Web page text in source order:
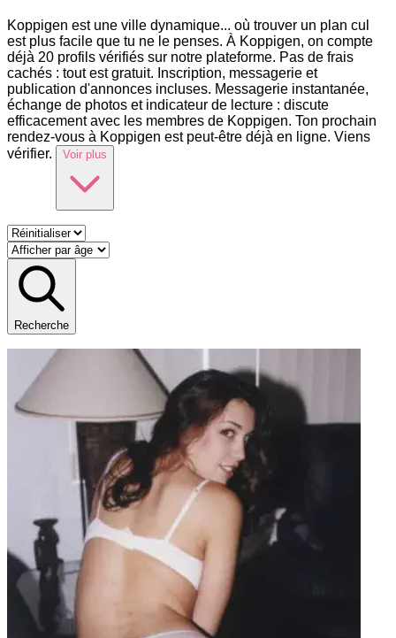
Koppigen est une ville dynamique... où trouver un plan cul
est plus facile que tu ne le penses. À Koppigen, on compte
déjà 20 profils vérifiés sur notre plateforme. Pas de frais
cachés : tout est gratuit. Inscription, messagerie et
publication d'annonces incluses. Messagerie instantanée,
échange de photos et indicateur de lecture : discute
efficacement avec les membres de Koppigen. Ton prochain
rendez-vous à Koppigen est peut-être déjà en ligne. Viens
vérifier.
Voir plus
Recherche